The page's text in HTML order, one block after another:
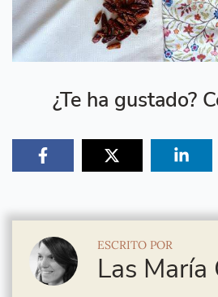
¿Te ha gustado?
ESCRITO POR
Las María